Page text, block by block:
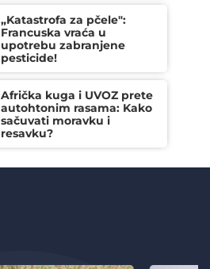
„Katastrofa za pčele":
Francuska vraća u
upotrebu zabranjene
pesticide!
Afrička kuga i UVOZ prete
autohtonim rasama: Kako
sačuvati moravku i
resavku?